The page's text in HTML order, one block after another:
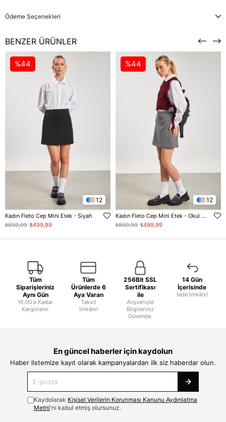
Ödeme Seçenekleri
BENZER ÜRÜNLER
12
Kadın Fleto Cep Mini Etek - Siyah
₺499,99
₺899,99
%44
12
Kadın Fleto Cep Mini Etek - Okul Gri
₺499,99
₺899,99
%44
Tüm
Siparişleriniz
Aynı Gün
16.00'a Kadar
Kargolanır.
Tüm
Ürünlerde 6
Aya Varan
Taksit
İmkânı!
256Bit SSL
Sertifikası
ile
Alışverişte
Bilgileriniz
Güvende.
14 Gün
İçerisinde
İade İmkânı!
En güncel haberler için kaydolun
Haber listemize kayıt olarak kampanyalardan ilk siz haberdar olun.
Kaydolarak Kişisel Verilerin Korunması Kanunu Aydınlatma
Metni'ni kabul etmiş olursunuz.